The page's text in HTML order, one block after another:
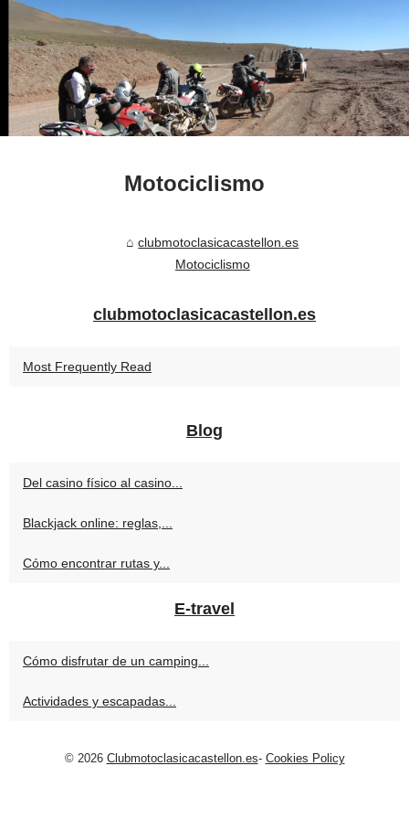
Motociclismo
clubmotoclasicacastellon.es
Motociclismo
clubmotoclasicacastellon.es
Most Frequently Read
Blog
Del casino físico al casino...
Blackjack online: reglas,...
Cómo encontrar rutas y...
E-travel
Cómo disfrutar de un camping...
Actividades y escapadas...
© 2026 Clubmotoclasicacastellon.es- Cookies Policy